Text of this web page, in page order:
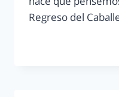
Regreso del